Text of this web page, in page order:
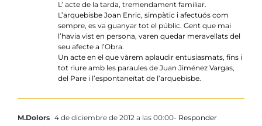
L’ acte de la tarda, tremendament familiar.
L’arquebisbe Joan Enric, simpàtic i afectuós com
sempre, es va guanyar tot el públic. Gent que mai
l’havia vist en persona, varen quedar meravellats del
seu afecte a l’Obra.
Un acte en el que vàrem aplaudir entusiasmats, fins i
tot riure amb les paraules de Juan Jiménez Vargas,
del Pare i l’espontaneïtat de l’arquebisbe.
M.Dolors 4 de diciembre de 2012 a las 00:00- Responder